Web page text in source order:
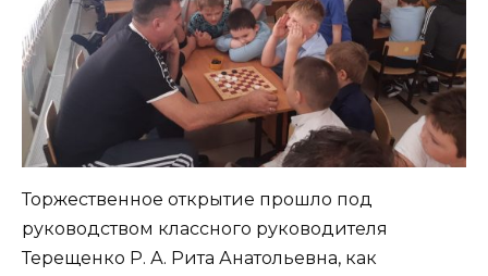
Торжественное открытие прошло под
руководством классного руководителя
Терещенко Р. А. Рита Анатольевна, как